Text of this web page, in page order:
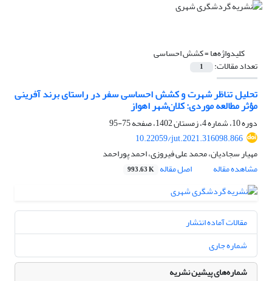
کلیدواژه‌ها =کشش احساسی
تعداد مقالات: 1
تحلیل تناظر شهرت و کشش احساسی سفر در راستای برند آفرینی
مؤثر مطالعه موردی: کلان‌شهر اهواز
دوره 10، شماره 4، زمستان 1402، صفحه
75-95
10.22059/jut.2021.316098.866
مهیار سجادیان، محمد علی فیروزی، احمد پوراحمد
مشاهده مقاله
اصل مقاله 993.63 K
مقالات آماده انتشار
شماره جاری
شماره‌های پیشین نشریه